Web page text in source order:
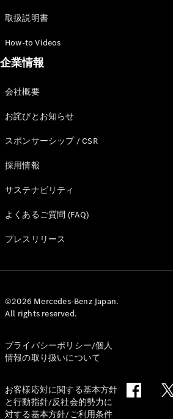
取扱説明書
How-to Videos
企業情報
会社概要
お詫びとお知らせ
スポンサーシップ / CSR
採用情報
サステナビリティ
よくあるご質問 (FAQ)
プレスリリース
©2026 Mercedes-Benz Japan.
All rights reserved.
プライバシーポリシー/個人
情報の取り扱いについて
お客様応対に関する基本方針
と行動指針/反社会的勢力に
対する基本方針/ご利用条件